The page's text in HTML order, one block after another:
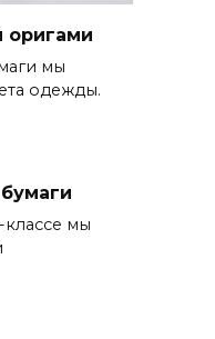
оригами
мы
одежды.
мы